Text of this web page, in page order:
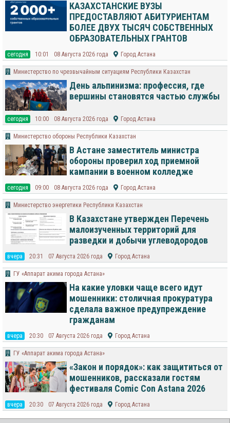
КАЗАХСТАНСКИЕ ВУЗЫ
ПРЕДОСТАВЛЯЮТ АБИТУРИЕНТАМ
БОЛЕЕ ДВУХ ТЫСЯЧ СОБСТВЕННЫХ
ОБРАЗОВАТЕЛЬНЫХ ГРАНТОВ
cегодня 10:01 08 Августа 2026 года Город Астана
Министерство по чрезвычайным ситуациям Республики Казахстан
День альпинизма: профессия, где
вершины становятся частью службы
cегодня 10:00 08 Августа 2026 года Город Астана
Министерство обороны Республики Казахстан
В Астане заместитель министра
обороны проверил ход приемной
кампании в военном колледже
cегодня 09:00 08 Августа 2026 года Город Астана
Министерство энергетики Республики Казахстан
В Казахстане утвержден Перечень
малоизученных территорий для
разведки и добычи углеводородов
вчера 20:31 07 Августа 2026 года Город Астана
ГУ «Аппарат акима города Астана»
На какие уловки чаще всего идут
мошенники: столичная прокуратура
сделала важное предупреждение
гражданам
вчера 20:30 07 Августа 2026 года Город Астана
ГУ «Аппарат акима города Астана»
«Закон и порядок»: как защититься от
мошенников, рассказали гостям
фестиваля Comic Con Astana 2026
вчера 20:30 07 Августа 2026 года Город Астана